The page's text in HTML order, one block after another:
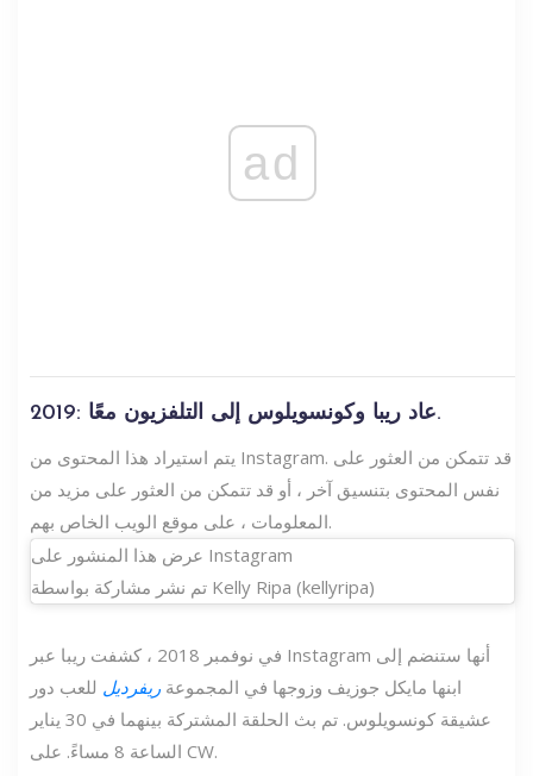
ad
2019: عاد ريبا وكونسويلوس إلى التلفزيون معًا.
يتم استيراد هذا المحتوى من Instagram. قد تتمكن من العثور على
نفس المحتوى بتنسيق آخر ، أو قد تتمكن من العثور على مزيد من
المعلومات ، على موقع الويب الخاص بهم.
عرض هذا المنشور على Instagram
تم نشر مشاركة بواسطة Kelly Ripa (kellyripa)
في نوفمبر 2018 ، كشفت ريبا عبر Instagram أنها ستنضم إلى
ابنها مايكل جوزيف وزوجها في المجموعة ريفرديل للعب دور
عشيقة كونسويلوس. تم بث الحلقة المشتركة بينهما في 30 يناير
الساعة 8 مساءً. على CW.